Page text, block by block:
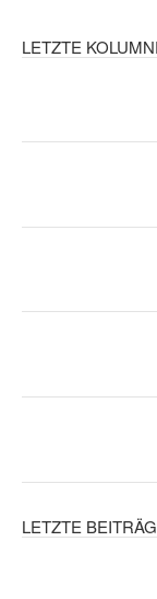
LETZTE
LETZTE